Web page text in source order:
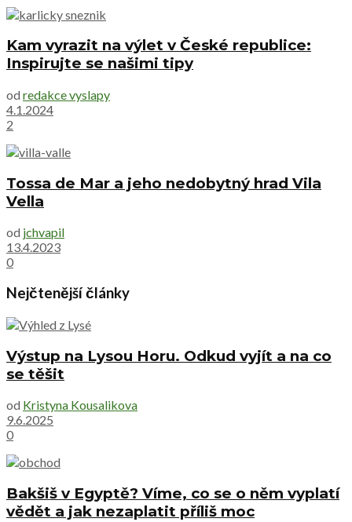
Kam vyrazit na výlet v České republice:
Inspirujte se našimi tipy
od redakce vyslapy
4.1.2024
2
Tossa de Mar a jeho nedobytný hrad Vila
Vella
od jchvapil
13.4.2023
0
Nejčtenější články
Výstup na Lysou Horu. Odkud vyjít a na co
se těšit
od Kristyna Kousalikova
9.6.2025
0
Bakšiš v Egyptě? Víme, co se o něm vyplatí
vědět a jak nezaplatit příliš moc